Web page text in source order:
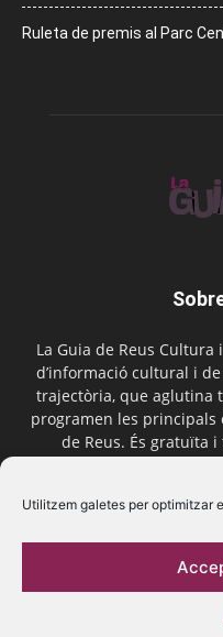
Utilitzem galetes per optimitzar
Ruleta de premis al Parc
La Guia de Reus
d’informació cultural i
trajectòria, que aglutina
programen les
de Reus. És gratuïta